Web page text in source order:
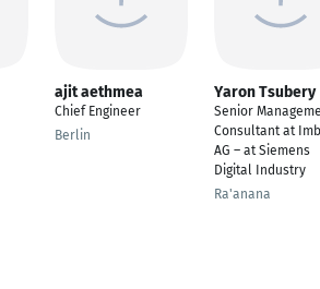
ajit aethmea
Chief Engineer
Berlin
Yaron Tsubery
Senior
Consultant at
AG – at Siemens
Digital Industry
Ra'anana